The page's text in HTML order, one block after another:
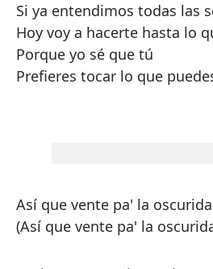
Si ya entendimos todas las
Hoy voy a hacerte hasta lo
Porque yo sé que tú
Prefieres tocar lo que
Así que vente pa' la
(Así que vente pa' la